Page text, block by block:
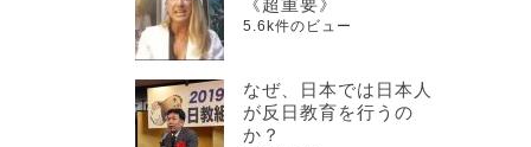
《超重要》
5.6k件のビュー
なぜ、日本では日本人
が反日教育を行うの
か？